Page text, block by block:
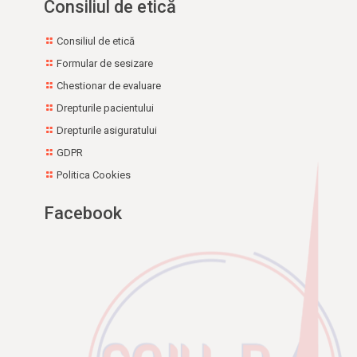
Consiliul de etică
Consiliul de etică
Formular de sesizare
Chestionar de evaluare
Drepturile pacientului
Drepturile asiguratului
GDPR
Politica Cookies
Facebook